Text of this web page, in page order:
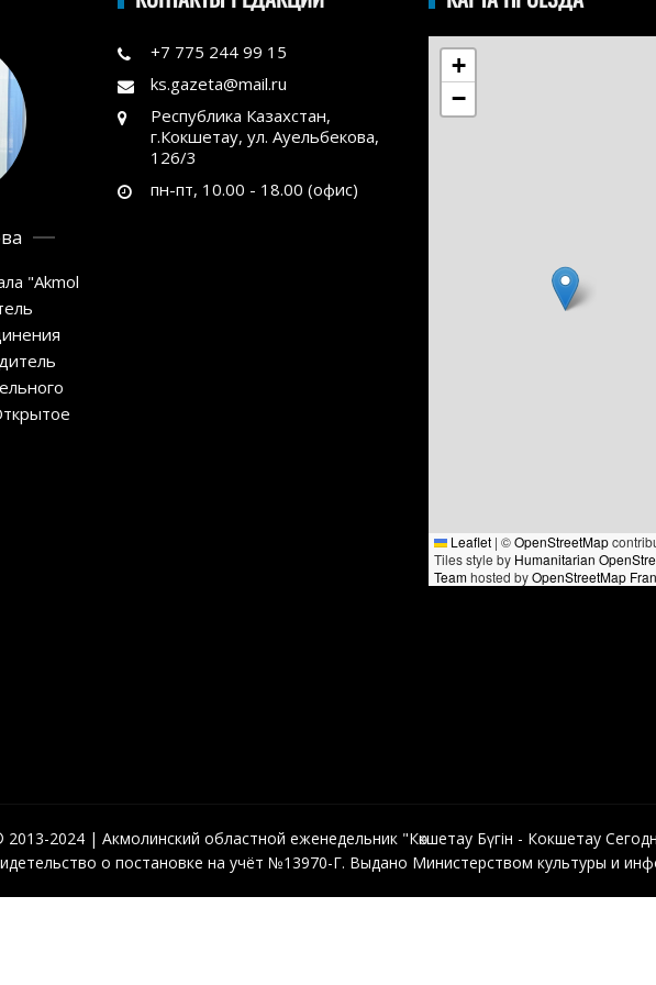
"Akmol
+7 775 244 99 15
ks.gazeta@mail.ru
Республика Казахстан,
г.Кокшетау, ул. Ауельбекова,
126/3
пн-пт, 10.00 - 18.00 (офис)
+
−
Leaflet | ©OpenStreetMap
Tiles style by Humanitarian
Teamhosted byOpenStreetMap
2013-2024 | Акмолинский областной еженедельник "Көкшетау Бүгін - Кокшетау
о постановке на учёт №13970-Г. Выдано Министерством культуры и